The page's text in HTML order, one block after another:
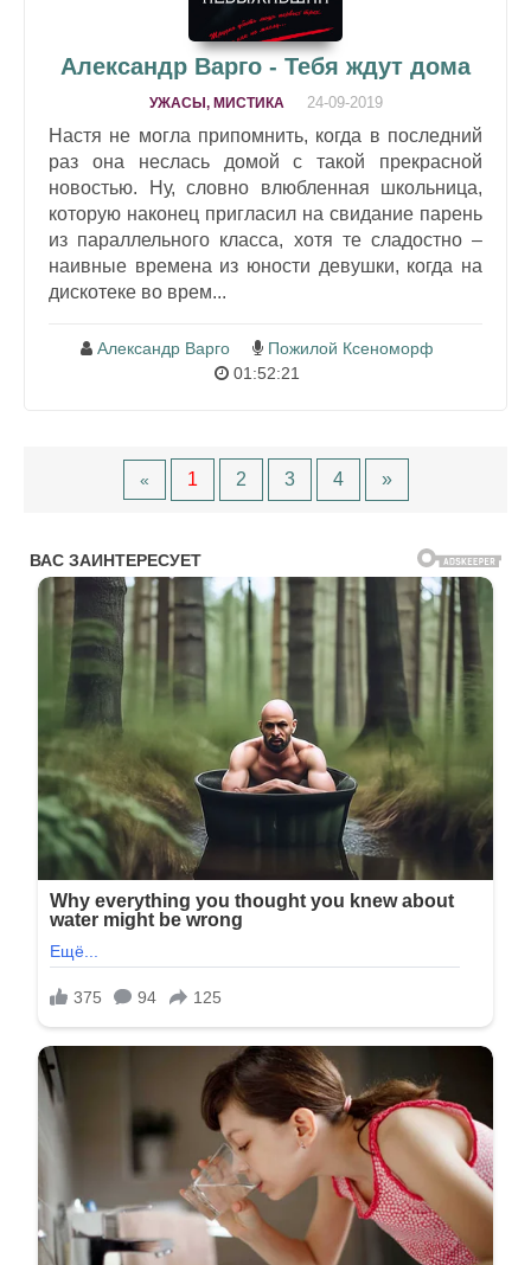
Александр Варго - Тебя ждут дома
УЖАСЫ, МИСТИКА 24-09-2019
Настя не могла припомнить, когда в последний
раз она неслась домой с такой прекрасной
новостью. Ну, словно влюбленная школьница,
которую наконец пригласил на свидание парень
из параллельного класса, хотя те сладостно –
наивные времена из юности девушки, когда на
дискотеке во врем...
Александр Варго
Пожилой Ксеноморф
01:52:21
« 1 2 3 4 »